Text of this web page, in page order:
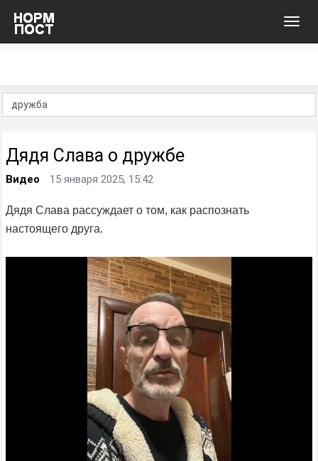
Дядя Слава о дружбе
Видео 15 января 2025, 15:42
Дядя Слава рассуждает о том, как распознать
настоящего друга.